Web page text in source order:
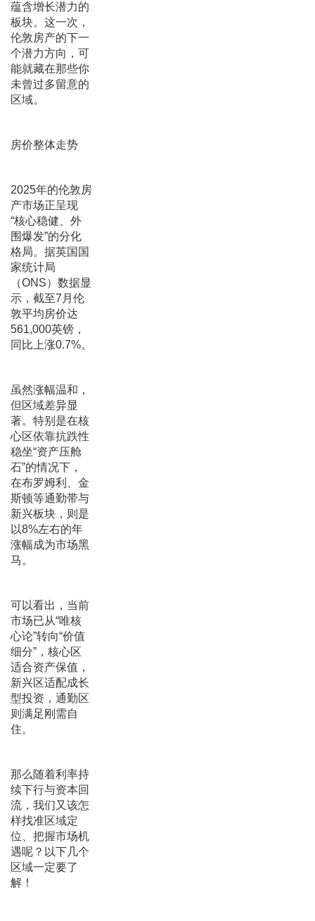
蕴含增长潜力的
板块。这一次，
伦敦房产的下一
个潜力方向，可
能就藏在那些你
未曾过多留意的
区域。
房价整体走势
2025年的伦敦房
产市场正呈现
“核心稳健、外
围爆发”的分化
格局。据英国国
家统计局
（ONS）数据显
示，截至7月伦
敦平均房价达
561,000英镑，
同比上涨0.7%。
虽然涨幅温和，
但区域差异显
著。特别是在核
心区依靠抗跌性
稳坐“资产压舱
石”的情况下，
在布罗姆利、金
斯顿等通勤带与
新兴板块，则是
以8%左右的年
涨幅成为市场黑
马。
可以看出，当前
市场已从“唯核
心论”转向“价值
细分”，核心区
适合资产保值，
新兴区适配成长
型投资，通勤区
则满足刚需自
住。
那么随着利率持
续下行与资本回
流，我们又该怎
样找准区域定
位、把握市场机
遇呢？以下几个
区域一定要了
解！